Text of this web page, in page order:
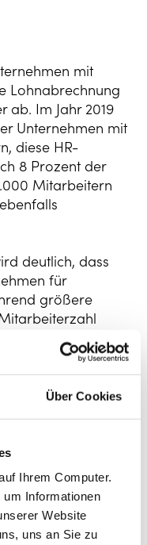
Über Cookies
Ihrem Computer.
Informationen
Website
uns an Sie zu
mit
Lohnabrechnung
ab. Im Jahr 2019
Unternehmen mit
diese HR-
8 Prozent der
Mitarbeitern
deutlich, dass
für
größere
sie nur einen
die
an
mit einem
weshalb sich
entscheiden.
sie neue